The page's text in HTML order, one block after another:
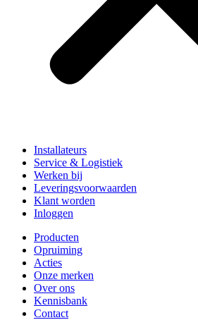
Installateurs
Service & Logistiek
Werken bij
Leveringsvoorwaarden
Klant worden
Inloggen
Producten
Opruiming
Acties
Onze merken
Over ons
Kennisbank
Contact